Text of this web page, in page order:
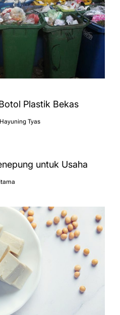
Plastik Bekas
Tyas
untuk Usaha